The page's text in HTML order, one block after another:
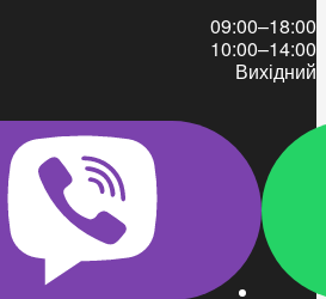
09:00–18:00
10:00–14:00
Вихідний